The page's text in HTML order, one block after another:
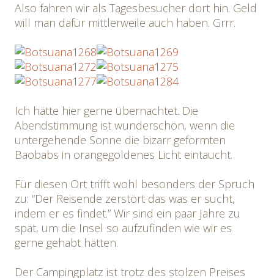
Also fahren wir als Tagesbesucher dort hin. Geld
will man dafür mittlerweile auch haben. Grrr.
Ich hätte hier gerne übernachtet. Die
Abendstimmung ist wunderschön, wenn die
untergehende Sonne die bizarr geformten
Baobabs in orangegoldenes Licht eintaucht.
Für diesen Ort trifft wohl besonders der Spruch
zu: “Der Reisende zerstört das was er sucht,
indem er es findet.” Wir sind ein paar Jahre zu
spät, um die Insel so aufzufinden wie wir es
gerne gehabt hätten.
Der Campingplatz ist trotz des stolzen Preises